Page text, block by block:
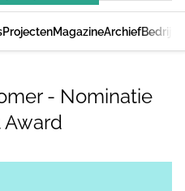
ProjectenMagazineArchief
- Nominatie
Award